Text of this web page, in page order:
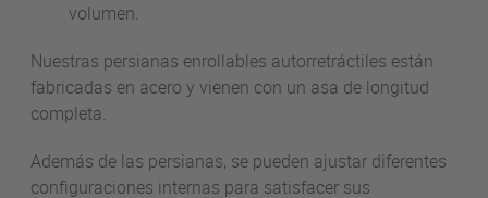
volumen.
Nuestras persianas enrollables autorretráctiles están
fabricadas en acero y vienen con un asa de longitud
completa.
Además de las persianas, se pueden ajustar diferentes
configuraciones internas para satisfacer sus